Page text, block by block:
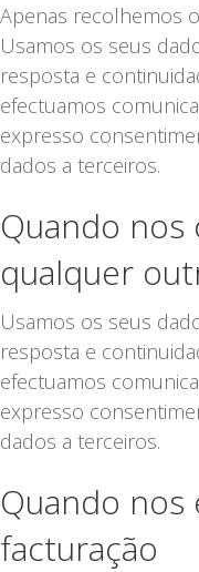
Apenas recolhemos
Usamos os seus
resposta e
efectuamos
expresso
dados a terceiros.
Quando nos
qualquer
Usamos os seus
resposta e
efectuamos
expresso
dados a terceiros.
Quando nos
facturação